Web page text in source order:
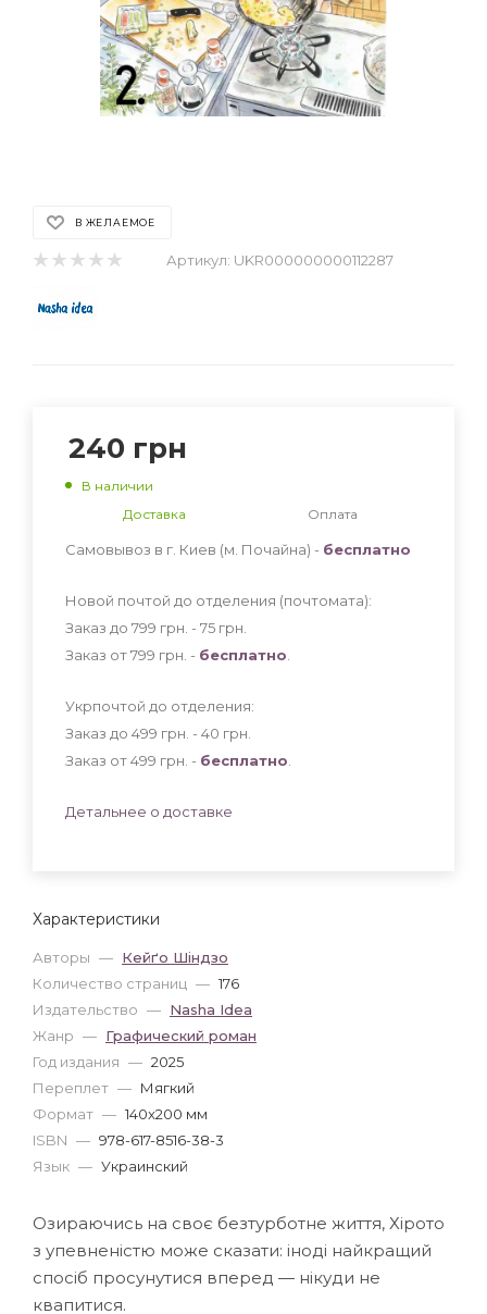
В ЖЕЛАЕМОЕ
Артикул: UKR000000000112287
Характеристики
Авторы — Кейґо Шіндзо
Количество страниц — 176
Издательство — Nasha Idea
Жанр — Графический роман
Год издания — 2025
Переплет — Мягкий
Формат — 140x200 мм
ISBN — 978-617-8516-38-3
Язык — Украинский
240 грн
В наличии
Доставка
Оплата
Самовывоз в г. Киев (м. Почайна) - бесплатно
Новой почтой до отделения (почтомата):
Заказ до 799 грн. - 75 грн
Заказ от 799 грн. - бесплатно
Укрпочтой до отделения:
Заказ до 499 грн. - 40 грн
Заказ от 499 грн. - бесплатно
Детальнее о доставке
Озираючись на своє безтурботне життя, Хірото
з упевненістю може сказати: іноді найкращий
спосіб просунутися вперед — нікуди не
квапитися.